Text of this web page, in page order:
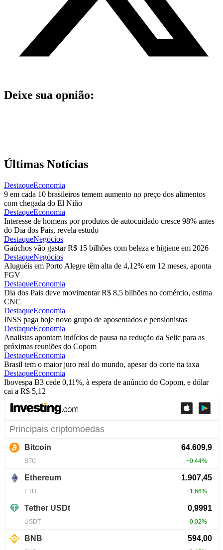
Deixe sua opnião:
Últimas Notícias
DestaqueEconomia
9 em cada 10 brasileiros temem aumento no preço dos alimentos
com chegada do El Niño
DestaqueEconomia
Interesse de homens por produtos de autocuidado cresce 98% antes
do Dia dos Pais, revela estudo
DestaqueNegócios
Gaúchos vão gastar R$ 15 bilhões com beleza e higiene em 2026
DestaqueNegócios
Aluguéis em Porto Alegre têm alta de 4,12% em 12 meses, aponta
FGV
DestaqueEconomia
Dia dos Pais deve movimentar R$ 8,5 bilhões no comércio, estima
CNC
DestaqueEconomia
INSS paga hoje novo grupo de aposentados e pensionistas
DestaqueEconomia
Analistas apontam indícios de pausa na redução da Selic para as
próximas reuniões do Copom
DestaqueEconomia
Brasil tem o maior juro real do mundo, apesar do corte na taxa
DestaqueEconomia
Ibovespa B3 cede 0,11%, à espera de anúncio do Copom, e dólar
cai a R$ 5,12